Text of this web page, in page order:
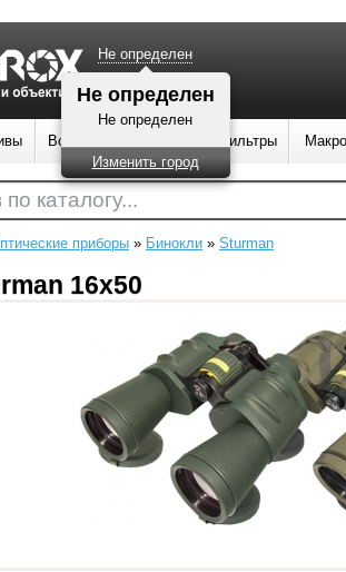
приборы » Бинокли » Sturman
16x50
Не определен
Не определен
Не определен
Изменить город
Вспышки Фильтры
каталогу...